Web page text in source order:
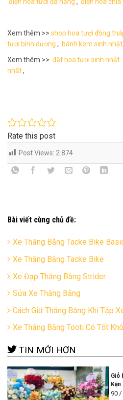
Xem thêm >> shop hoa tươi đồng
tươi bình dương , bánh kem sinh nhật,
Xem thêm >> đặt hoa tươi sinh nhật
nhất,
Rate this post
Post Views: 2.874
Bài viết cùng chủ đề:
Xe Thăng Bằng Tacke Bike
Xe Thăng Bằng Tacke Bike
Xe Đạp Thăng Bằng Strider
Sửa Xe Thăng Bằng
Cách Giữ Thăng Bằng Khi Tập
Xe Thăng Bằng Tooti Có Tốt
TIN MỚI HƠN
Giỏ
Kạn
90